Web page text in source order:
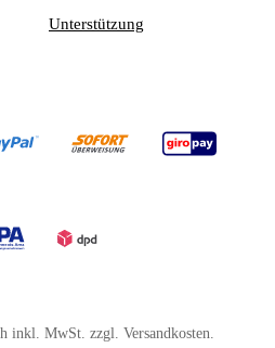
Unterstützung
inkl. MwSt. zzgl. Versandkosten.